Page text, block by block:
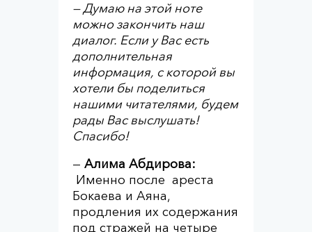
— Думаю на этой ноте
можно закончить наш
диалог. Если у Вас есть
дополнительная
информация, с которой вы
хотели бы поделиться
нашими читателями, будем
рады Вас выслушать!
Спасибо!
— Алима Абдирова:
Именно после ареста
Бокаева и Аяна,
продления их содержания
под стражей на четыре